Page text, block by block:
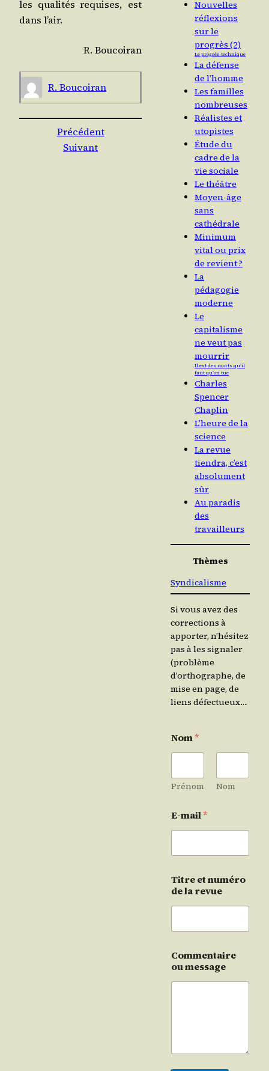
les qua­li­tés requises, est
dans l’air.
R. Bou­coi­ran
R. Bou­coi­ran
Précédent
Suivant
Nouvelles
réflexions
sur le
progrès (2)
Le progrès technique
La défense
de l’homme
Les familles
nombreuses
Réalistes et
utopistes
Étude du
cadre de la
vie sociale
Le théâtre
Moyen-âge
sans
cathédrale
Minimum
vital ou prix
de revient ?
La
pédagogie
moderne
Le
capitalisme
ne veut pas
mourrir
Il est des morts qu’il
faut qu’on tue
Charles
Spencer
Chaplin
L’heure de la
science
La revue
tiendra, c’est
absolument
sûr
Au paradis
des
travailleurs
Thèmes
Syndicalisme
Si vous avez des
corrections à
apporter, n’hésitez
pas à les signaler
(problème
d’orthographe, de
mise en page, de
liens défectueux…
Nom*
Prénom Nom
E-mail*
Titre et numéro
de la revue
Commentaire
ou message